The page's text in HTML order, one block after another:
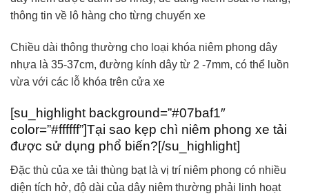
thông tin về lô hàng cho từng chuyến xe
Chiều dài thông thường cho loại khóa niêm phong dây
nhựa là 35-37cm, đường kính dây từ 2 -7mm, có thể luồn
vừa với các lỗ khóa trên cửa xe
[su_highlight background=”#07baf1″
color=”#ffffff”]Tại sao kẹp chì niêm phong xe tải
được sử dụng phổ biến?[/su_highlight]
Đặc thù của xe tải thùng bạt là vị trí niêm phong có nhiều
diện tích hở, độ dài của dây niêm thường phải linh hoạt